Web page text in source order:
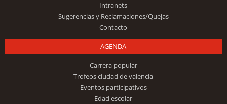
Intranets
Sugerencias y Reclamaciones/Quejas
Contacto
AGENDA
Carrera popular
Trofeos ciudad de valencia
Eventos participativos
Edad escolar